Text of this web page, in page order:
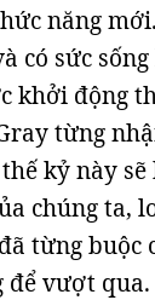
năng
có sức
khởi động
từng
kỷ này
chúng ta,
từng buộc
để vượt